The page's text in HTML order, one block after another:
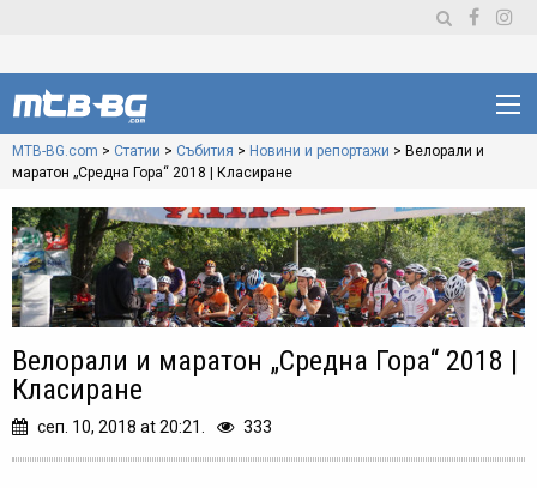
MTB-BG.com > Статии > Събития > Новини и репортажи > Велорали и
маратон „Средна Гора“ 2018 | Класиране
Велорали и маратон „Средна Гора“ 2018 |
Класиране
сеп. 10, 2018 at 20:21. 333